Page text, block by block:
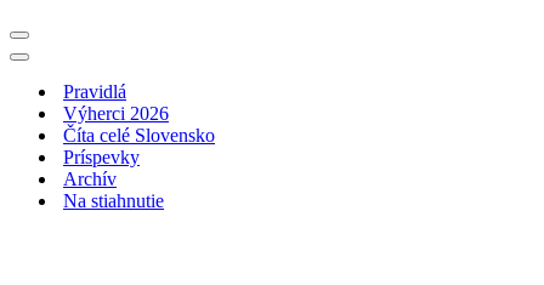
Menu
navigácie
Menu
navigáciePravidlá
Výherci 2026
Číta celé Slovensko
Príspevky
Archív
Na stiahnutie